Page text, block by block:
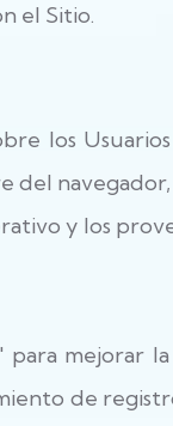
el Sitio.
los
y los
mejorar
de